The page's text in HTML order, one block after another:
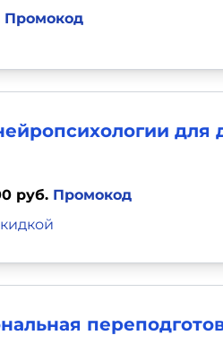
Промокод
для
руб. Промокод